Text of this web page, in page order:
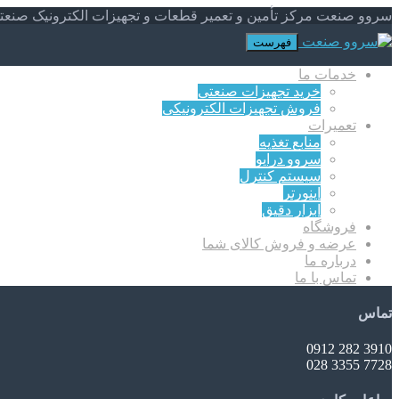
سروو صنعت مرکز تأمین و تعمیر قطعات و تجهیزات الکترونیک
فهرست
خدمات ما
خرید تجهیزات صنعتی
فروش تجهیزات الکترونیکی
تعمیرات
منابع تغذیه
سروو درایو
سیستم کنترل
اینورتر
ابزار دقیق
فروشگاه
عرضه و فروش کالای شما
درباره ما
تماس با ما
تماس
3910 282 0912
7728 3355 028